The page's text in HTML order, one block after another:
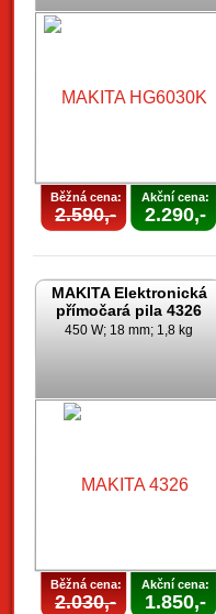
Běžná cena:
2.590,-
Akční cena:
2.290,-
MAKITA Elektronická
přímočará pila 4326
450 W; 18 mm; 1,8 kg
Běžná cena:
2.030,-
Akční cena:
1.850,-